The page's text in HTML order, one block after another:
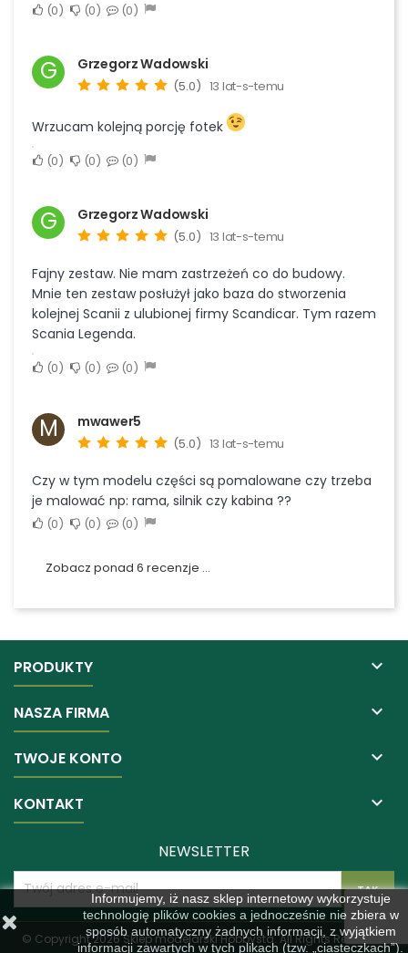
0 0 0
G Grzegorz Wadowski
(5.0) 13 lat-s-temu
Wrzucam kolejną porcję fotek
0 0 0
G Grzegorz Wadowski
(5.0) 13 lat-s-temu
Fajny zestaw. Nie mam zastrzeżeń co do budowy.
Mnie ten zestaw posłużył jako baza do stworzenia
kolejnej Scanii z ulubionej firmy Scandicar. Tym razem
Scania Legenda.
0 0 0
M mwawer5
(5.0) 13 lat-s-temu
Czy w tym modelu części są pomalowane czy trzeba
je malować np: rama, silnik czy kabina ??
0 0 0
Zobacz ponad 6 recenzje
PRODUKTY 
NASZA FIRMA 
TWOJE KONTO 
KONTAKT 
Informujemy, iż nasz sklep internetowy wykorzystuje
technologię plików cookies a jednocześnie nie zbiera w
sposób automatyczny żadnych informacji, z wyjątkiem
informacji zawartych w tych plikach (tzw. „ciasteczkach”).
NEWSLETTER
© Copyright 2026 Sklep modelarski Hobbysta. All Rights Reserved.